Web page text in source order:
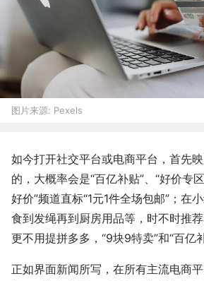
图片来源: Pexels
如今打开社交平台或电商平台，首先
的，大概率会是“百亿补贴”、“好价专
好价”频道直标“1元1件全场包邮”；在
食到发绳再到厨房用品等，时不时推
更不用提拼多多，“9块9特卖”和“百
正如界面新闻所写，在所有主流电商